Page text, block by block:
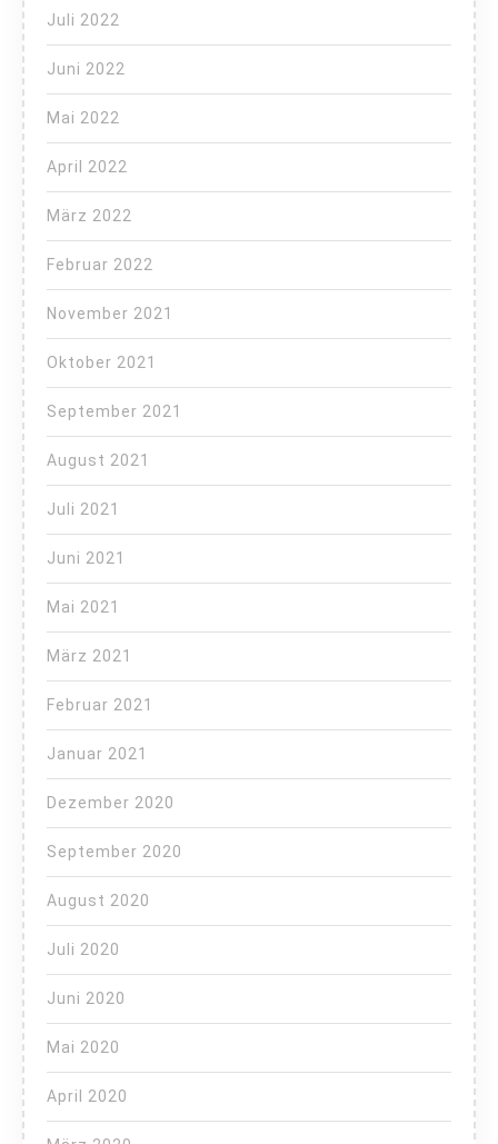
Juli 2022
Juni 2022
Mai 2022
April 2022
März 2022
Februar 2022
November 2021
Oktober 2021
September 2021
August 2021
Juli 2021
Juni 2021
Mai 2021
März 2021
Februar 2021
Januar 2021
Dezember 2020
September 2020
August 2020
Juli 2020
Juni 2020
Mai 2020
April 2020